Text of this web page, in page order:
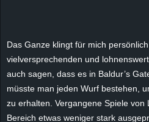
Das Ganze klingt für mich
vielversprechenden und
auch sagen, dass es in Baldur’s
müsste man jeden Wurf bestehen,
zu erhalten. Vergangene Spiele von
Bereich etwas weniger stark